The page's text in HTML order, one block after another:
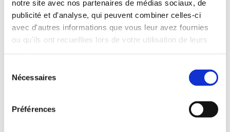
notre site avec nos partenaires de médias sociaux, de
publicité et d'analyse, qui peuvent combiner celles-ci
avec d'autres informations que vous leur avez fournies
ou qu'ils ont recueillies lors de votre utilisation de leurs
Nécessaires
Préférences